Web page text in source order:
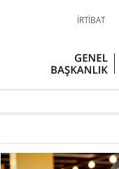
İRTİBAT